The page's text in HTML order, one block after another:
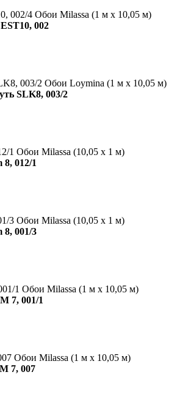
002/4 Обои Milassa (1 м х 10,05 м)
002
003/2 Обои Loymina (1 м х 10,05 м)
SLK8, 003/2
1 Обои Milassa (10,05 х 1 м)
012/1
3 Обои Milassa (10,05 х 1 м)
8, 001/3
1 Обои Milassa (1 м х 10,05 м)
7, 001/1
Обои Milassa (1 м х 10,05 м)
7, 007